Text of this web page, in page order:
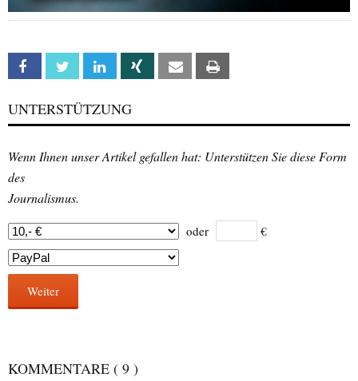
Facebook Twitter Linkedin Xing Email
UNTERSTÜTZUNG
Wenn Ihnen unser Artikel gefallen hat: Unterstützen Sie diese Form
des
Journalismus.
oder €
Weiter
KOMMENTARE ( 9 )